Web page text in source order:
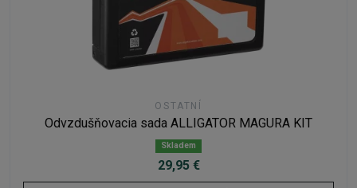
OSTATNÍ
Odvzdušňovacia sada ALLIGATOR MAGURA KIT
Skladem
29,95 €